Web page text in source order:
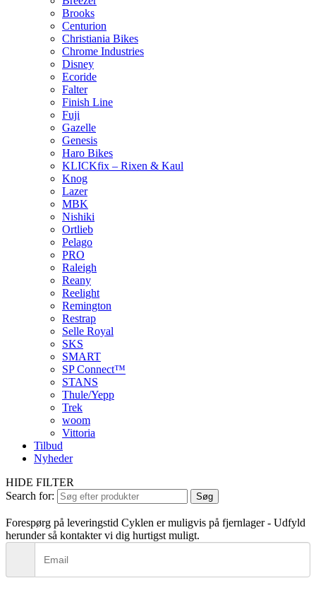
Brooks
Centurion
Christiania Bikes
Chrome Industries
Disney
Ecoride
Falter
Finish Line
Fuji
Gazelle
Genesis
Haro Bikes
KLICKfix – Rixen & Kaul
Knog
Lazer
MBK
Nishiki
Ortlieb
Pelago
PRO
Raleigh
Reany
Reelight
Remington
Restrap
Selle Royal
SKS
SMART
SP Connect™
STANS
Thule/Yepp
Trek
woom
Vittoria
Tilbud
Nyheder
HIDE FILTER
Search for:
Søg
Forespørg på leveringstid Cyklen er muligvis på fjernlager - Udfyld
herunder så kontakter vi dig hurtigst muligt.